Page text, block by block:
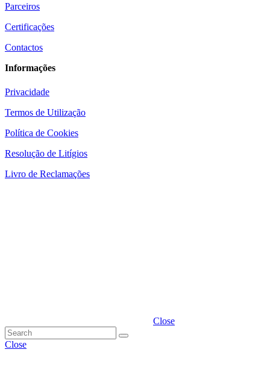
Parceiros
Certificações
Contactos
Informações
Privacidade
Termos de Utilização
Política de Cookies
Resolução de Litígios
Livro de Reclamações
Close
Close